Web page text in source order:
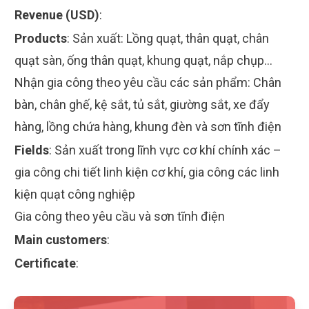
Revenue (USD):
Products: Sản xuất: Lồng quạt, thân quạt, chân
quạt sàn, ống thân quạt, khung quạt, nắp chụp...
Nhận gia công theo yêu cầu các sản phẩm: Chân
bàn, chân ghế, kệ sắt, tủ sắt, giường sắt, xe đẩy
hàng, lồng chứa hàng, khung đèn và sơn tĩnh điện
Fields: Sản xuất trong lĩnh vực cơ khí chính xác –
gia công chi tiết linh kiện cơ khí, gia công các linh
kiện quạt công nghiệp
Gia công theo yêu cầu và sơn tĩnh điện
Main customers:
Certificate: